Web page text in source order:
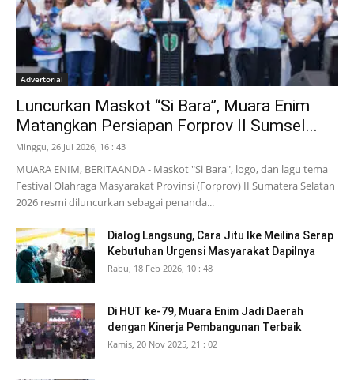
Advertorial
Luncurkan Maskot “Si Bara”, Muara Enim
Matangkan Persiapan Forprov II Sumsel...
Minggu, 26 Jul 2026, 16 : 43
MUARA ENIM, BERITAANDA - Maskot "Si Bara", logo, dan lagu tema
Festival Olahraga Masyarakat Provinsi (Forprov) II Sumatera Selatan
2026 resmi diluncurkan sebagai penanda...
Dialog Langsung, Cara Jitu Ike Meilina Serap
Kebutuhan Urgensi Masyarakat Dapilnya
Rabu, 18 Feb 2026, 10 : 48
Di HUT ke-79, Muara Enim Jadi Daerah
dengan Kinerja Pembangunan Terbaik
Kamis, 20 Nov 2025, 21 : 02